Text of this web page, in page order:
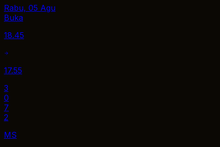
Rabu, 05 Agu
Buka
18.45
17.55
3
0
7
2
MS